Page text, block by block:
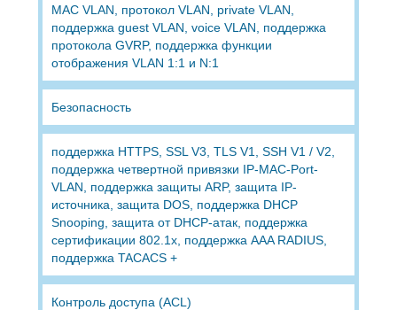
MAC VLAN, протокол VLAN, private VLAN,
поддержка guest VLAN, voice VLAN, поддержка
протокола GVRP, поддержка функции
отображения VLAN 1:1 и N:1
Безопасность
поддержка HTTPS, SSL V3, TLS V1, SSH V1 / V2,
поддержка четвертной привязки IP-MAC-Port-
VLAN, поддержка защиты ARP, защита IP-
источника, защита DOS, поддержка DHCP
Snooping, защита от DHCP-атак, поддержка
сертификации 802.1x, поддержка AAA RADIUS,
поддержка TACACS +
Контроль доступа (ACL)